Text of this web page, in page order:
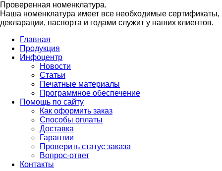
Проверенная номенклатура.
Наша номенклатура имеет все необходимые сертификаты,
декларации, паспорта и годами служит у наших клиентов.
Главная
Продукция
Инфоцентр
Новости
Статьи
Печатные материалы
Программное обеспечение
Помощь по сайту
Как оформить заказ
Способы оплаты
Доставка
Гарантии
Проверить статус заказа
Вопрос-ответ
Контакты